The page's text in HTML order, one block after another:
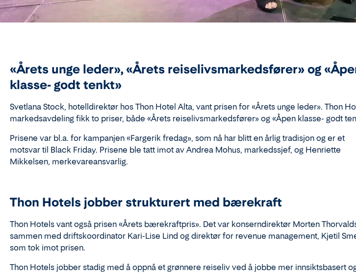
«Årets unge leder», «Årets reiselivsmarkedsfører» og
klasse- godt tenkt»
Svetlana Stock, hotelldirektør hos Thon Hotel Alta, vant prisen for «Årets unge leder». Thon
markedsavdeling fikk to priser, både «Årets reiselivsmarkedsfører» og «Åpen klasse- godt
Prisene var bl.a. for kampanjen «Fargerik fredag», som nå har blitt en årlig tradisjon og er et
motsvar til Black Friday. Prisene ble tatt imot av Andrea Mohus, markedssjef, og Henriette
Mikkelsen, merkevareansvarlig.
Thon Hotels jobber strukturert med bærekraft
Thon Hotels vant også prisen «Årets bærekraftpris». Det var konserndirektør Morten
sammen med driftskoordinator Kari-Lise Lind og direktør for revenue management, Kjetil
som tok imot prisen.
Thon Hotels jobber stadig med å oppnå et grønnere reiseliv ved å jobbe mer innsiktsbasert